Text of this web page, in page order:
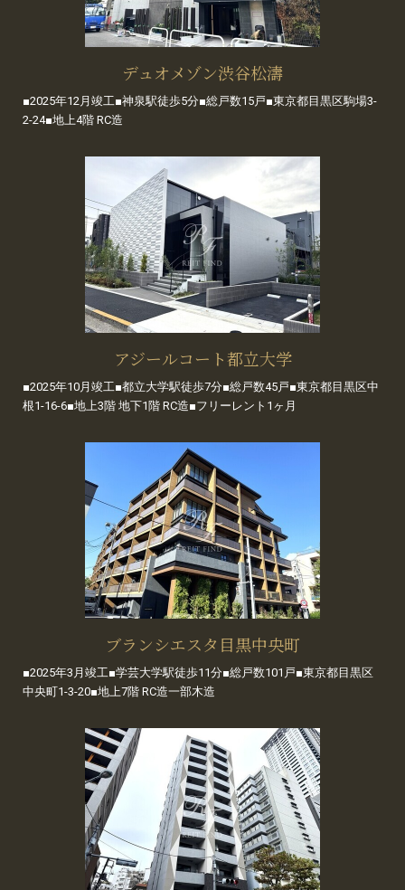
デュオメゾン渋谷松濤
■2025年12月竣工■神泉駅徒歩5分■総戸数15戸■東京都目黒区駒場3-
2-24■地上4階 RC造
アジールコート都立大学
■2025年10月竣工■都立大学駅徒歩7分■総戸数45戸■東京都目黒区中
根1-16-6■地上3階 地下1階 RC造■フリーレント1ヶ月
ブランシエスタ目黒中央町
■2025年3月竣工■学芸大学駅徒歩11分■総戸数101戸■東京都目黒区
中央町1-3-20■地上7階 RC造一部木造